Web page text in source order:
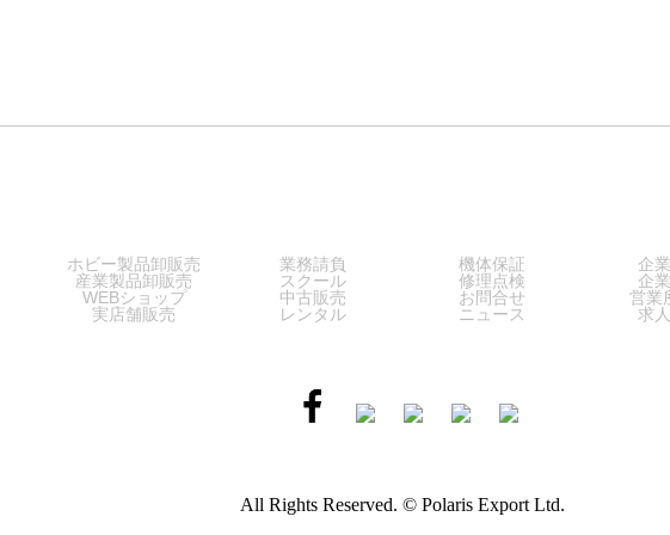
ホビー製品卸販売
産業製品卸販売
WEBショップ
実店舗販売
業務請負
スクール
中古販売
レンタル
機体保証
修理点検
お問合せ
ニュース
企
企
営業
求
All Rights Reserved. © Polaris Export Ltd.